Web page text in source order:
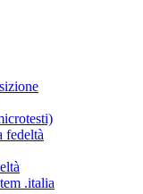
fedeltà
.italia